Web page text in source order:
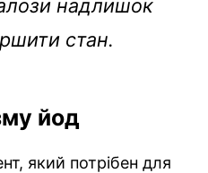
надлишок
стан.
йод
який потрібен для